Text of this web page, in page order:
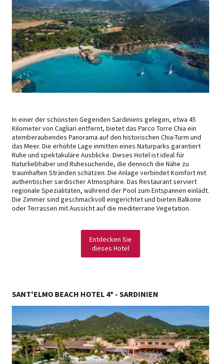
In einer der schönsten Gegenden Sardiniens gelegen, etwa 45
Kilometer von Cagliari entfernt, bietet das Parco Torre Chia ein
atemberaubendes Panorama auf den historischen Chia-Turm und
das Meer. Die erhöhte Lage inmitten eines Naturparks garantiert
Ruhe und spektakuläre Ausblicke. Dieses Hotel ist ideal für
Naturliebhaber und Ruhesuchende, die dennoch die Nähe zu
traumhaften Stränden schätzen. Die Anlage verbindet Komfort mit
authentischer sardischer Atmosphäre. Das Restaurant serviert
regionale Spezialitäten, während der Pool zum Entspannen einlädt.
Die Zimmer sind geschmackvoll eingerichtet und bieten Balkone
oder Terrassen mit Aussicht auf die mediterrane Vegetation.
Entdecken Sie
dieses Hotel
SANT'ELMO BEACH HOTEL 4* - SARDINIEN